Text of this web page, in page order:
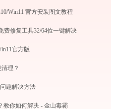
Win11 官方安装图文教程
费修复工具32/64位一键解决
官方版
理？
题解决方法
教你如何解决 - 金山毒霸